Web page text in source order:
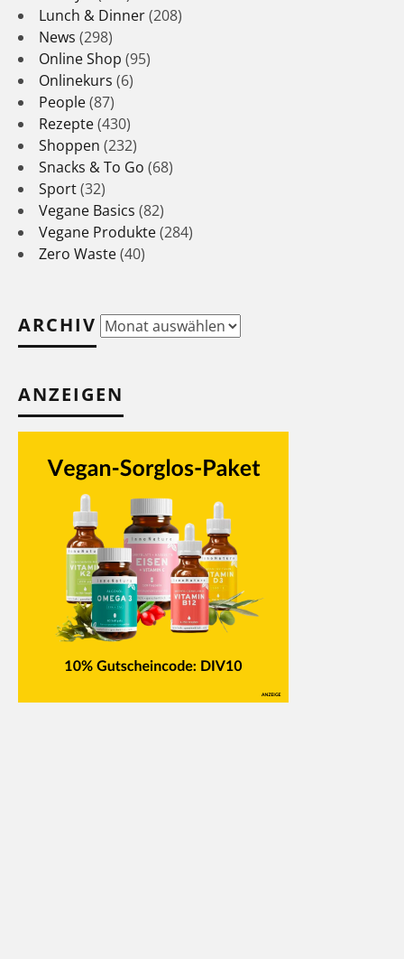
Lunch & Dinner(208)
News (298)
Online Shop (95)
Onlinekurs (6)
People(87)
Rezepte(430)
Shoppen (232)
Snacks & To Go (68)
Sport(32)
Vegane Basics (82)
Vegane Produkte(284)
Zero Waste(40)
ARCHIV Archiv
ANZEIGEN